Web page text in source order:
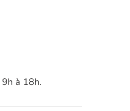
à 18h.